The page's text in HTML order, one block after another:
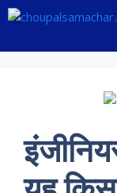
Skip
content